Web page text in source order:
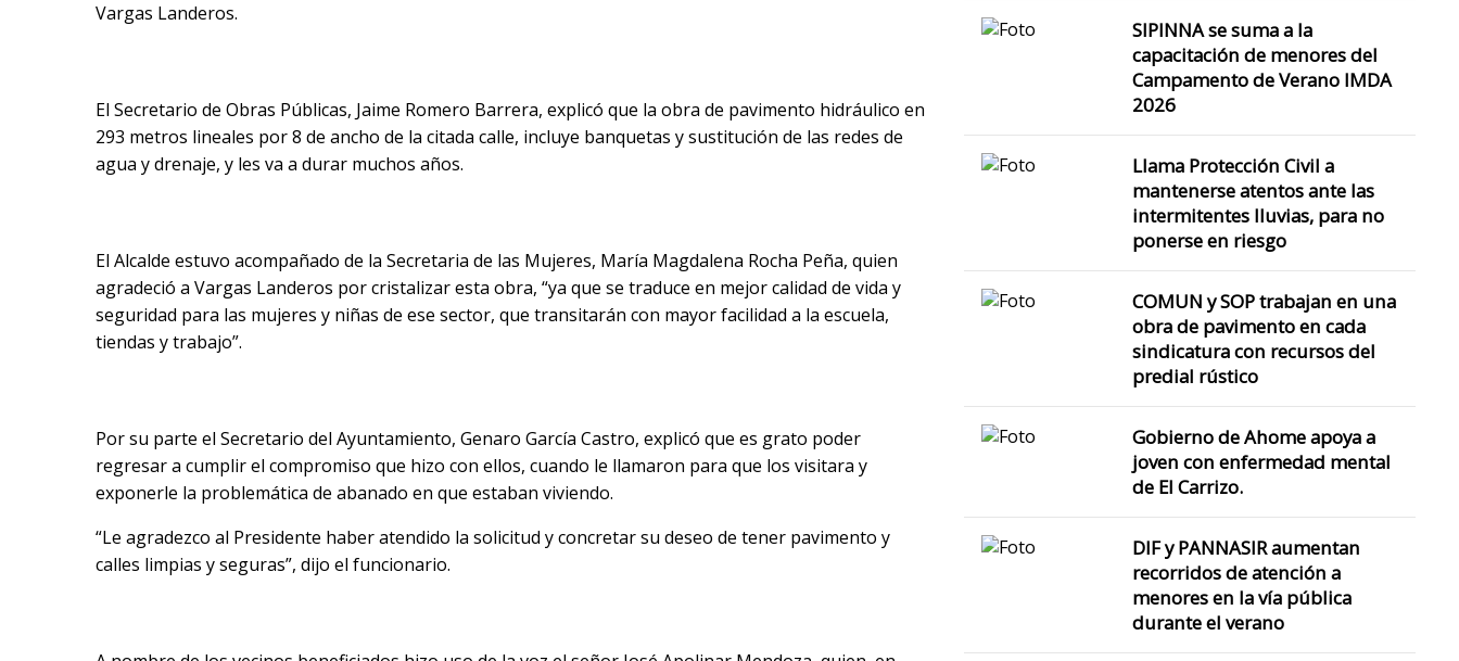
Vargas Landeros.
El Secretario de Obras Públicas, Jaime Romero Barrera, explicó que la obra de pavimento hidráulico en
293 metros lineales por 8 de ancho de la citada calle, incluye banquetas y sustitución de las redes de
agua y drenaje, y les va a durar muchos años.
El Alcalde estuvo acompañado de la Secretaria de las Mujeres, María Magdalena Rocha Peña, quien
agradeció a Vargas Landeros por cristalizar esta obra, “ya que se traduce en mejor calidad de vida y
seguridad para las mujeres y niñas de ese sector, que transitarán con mayor facilidad a la escuela,
tiendas y trabajo”.
Por su parte el Secretario del Ayuntamiento, Genaro García Castro, explicó que es grato poder
regresar a cumplir el compromiso que hizo con ellos, cuando le llamaron para que los visitara y
exponerle la problemática de abanado en que estaban viviendo.
“Le agradezco al Presidente haber atendido la solicitud y concretar su deseo de tener pavimento y
calles limpias y seguras”, dijo el funcionario.
SIPINNA se suma a la
capacitación de menores del
Campamento de Verano IMDA
2026
Llama Protección Civil a
mantenerse atentos ante las
intermitentes lluvias, para no
ponerse en riesgo
COMUN y SOP trabajan en una
obra de pavimento en cada
sindicatura con recursos del
predial rústico
Gobierno de Ahome apoya a
joven con enfermedad mental
de El Carrizo.
DIF y PANNASIR aumentan
recorridos de atención a
menores en la vía pública
durante el verano